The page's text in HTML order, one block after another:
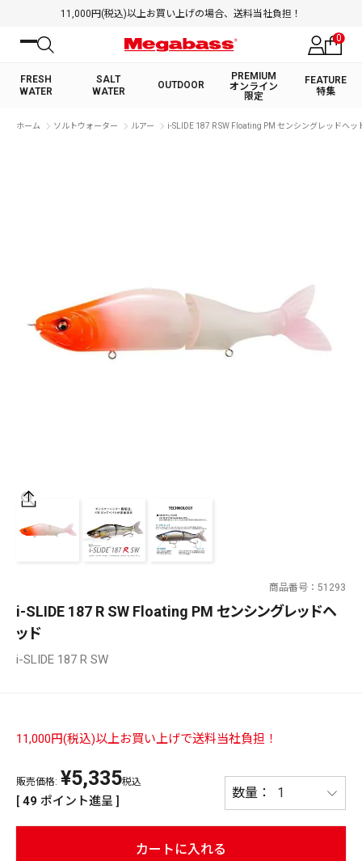
11,000円(税込)以上お買い上げの場合、送料当社負担！
0
FRESH
WATER
SALT
WATER
OUTDOOR
PREMIUM
オンライン
限定
FEATURE
特集
絞り込み検索
PREMIUM オンライン限定
FRESH WATER
価格
在庫あり
PREMIUM［ オンライン限定 ］
全て
ホーム ソルトウォーター ルアー i-SLIDE 187 R SW Floating PM センシングレッドヘッ
商品番号 51293
i-SLIDE 187 R SW Floating PM センシングレッドヘ
ッド
i-SLIDE 187 R SW
11,000円(税込)以上お買い上げで送料当社負担！
販売価格: ¥5,335税込
[ 49 ポイント進呈 ]
カートに入れる